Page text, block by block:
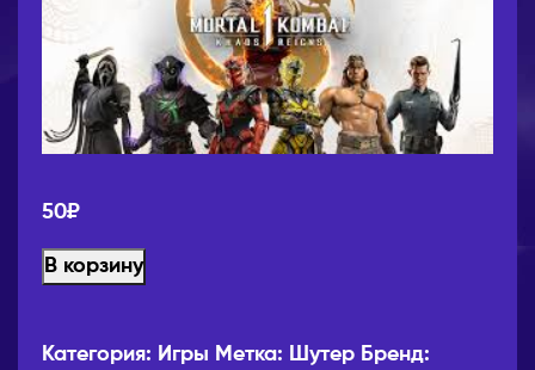
50₽
В корзину
Категория: Игры Метка: Шутер Бренд: